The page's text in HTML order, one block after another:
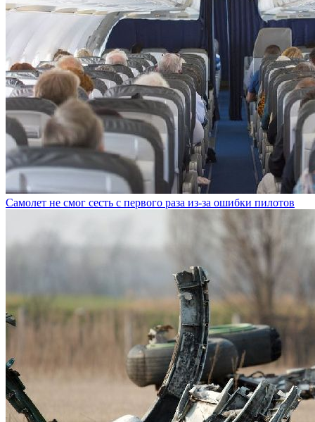
Самолет не смог сесть с первого раза из-за ошибки пилотов